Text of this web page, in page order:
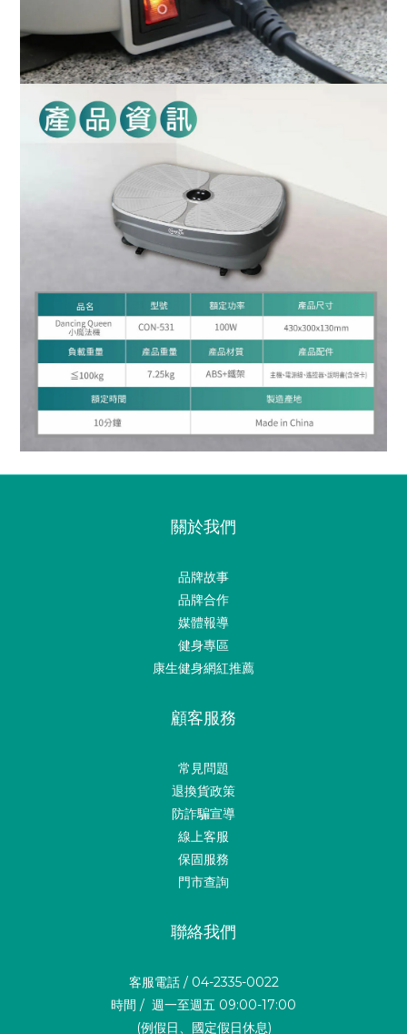
關於我們
品牌故事
品牌合作
媒體報導
健身專區
康生健身網紅推薦
顧客服務
常見問題
退換貨政策
防詐騙宣導
線上客服
保固服務
門市查詢
聯絡我們
客服電話 / 04-2335-0022
時間 / 週一至週五 09:00-17:00
(例假日、國定假日休息)